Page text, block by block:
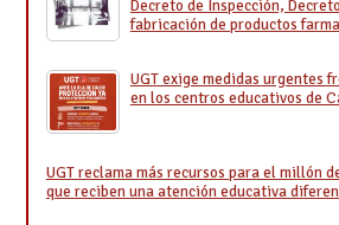
Decreto de Inspección,
fabricación de productos
UGT exige medidas urgentes
en los centros educativos de
UGT reclama más recursos para el millón
que reciben una atención educativa